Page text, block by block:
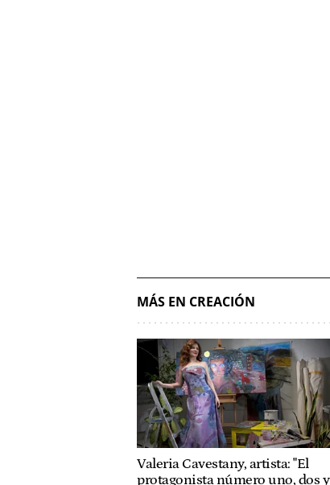
MÁS EN CREACIÓN
Valeria Cavestany, artista: "El
protagonista número uno, dos y